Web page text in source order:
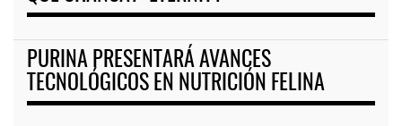
PURINA PRESENTARÁ AVANCES
TECNOLÓGICOS EN NUTRICIÓN FELINA